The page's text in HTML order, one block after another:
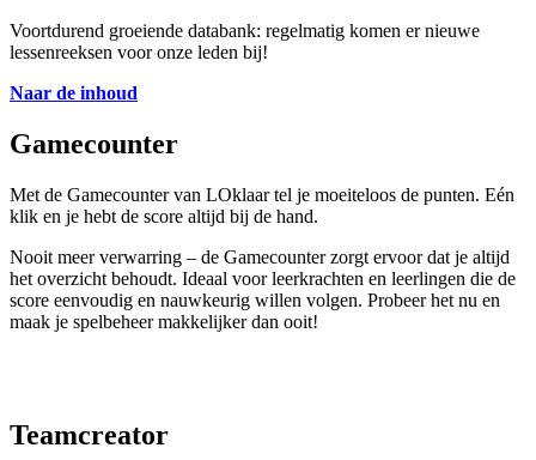
Voortdurend groeiende databank: regelmatig komen er nieuwe
lessenreeksen voor onze leden bij!
Naar de inhoud
Gamecounter
Met de Gamecounter van LOklaar tel je moeiteloos de punten. Eén
klik en je hebt de score altijd bij de hand.
Nooit meer verwarring – de Gamecounter zorgt ervoor dat je altijd
het overzicht behoudt. Ideaal voor leerkrachten en leerlingen die de
score eenvoudig en nauwkeurig willen volgen. Probeer het nu en
maak je spelbeheer makkelijker dan ooit!
Teamcreator